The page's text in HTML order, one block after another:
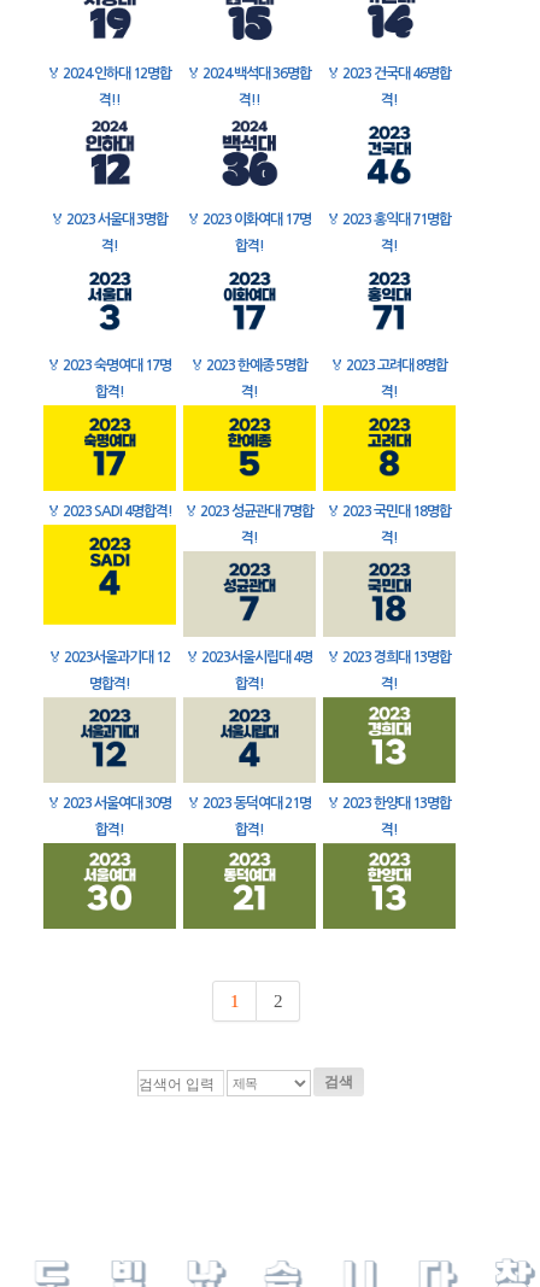
🏅 2024 인하대 12명합
격!!
🏅 2024 백석대 36명합
격!!
🏅 2023 건국대 46명합
격!
🏅 2023 서울대 3명합
격!
🏅 2023 이화여대 17명
합격!
🏅 2023 홍익대 71명합
격!
🏅 2023 숙명여대 17명
합격!
🏅 2023 한예종 5명합
격!
🏅 2023 고려대 8명합
격!
🏅 2023 SADI 4명합격! 🏅 2023 성균관대 7명합
격!
🏅 2023 국민대 18명합
격!
🏅 2023서울과기대 12
명합격!
🏅 2023서울시립대 4명
합격!
🏅 2023 경희대 13명합
격!
🏅 2023 서울여대 30명
합격!
🏅 2023 동덕여대 21명
합격!
🏅 2023 한양대 13명합
격!
1 2
검색